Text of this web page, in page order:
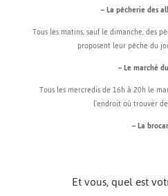
– La pêcherie des
Tous les matins, sauf le dimanche, des
proposent leur pêche du
– Le marché
Tous les mercredis de 16h à 20h le
l’endroit où trouver
– La
Et vous, quel est